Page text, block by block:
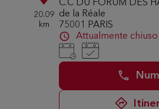
20.09
km
C.C DU FORUM DES
de la Réale
75001 PARIS
Attualmente chiuso